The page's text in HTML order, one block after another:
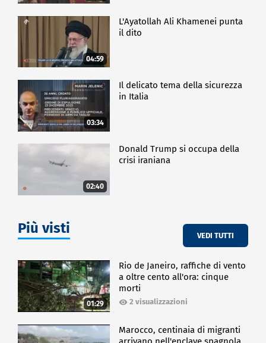
04:59
L'Ayatollah Ali Khamenei punta
il dito
03:34
Il delicato tema della sicurezza
in Italia
02:40
Donald Trump si occupa della
crisi iraniana
Più visti VEDI TUTTI
01:29
Rio de Janeiro, raffiche di vento
a oltre cento all'ora: cinque
morti
2 visualizzazioni
Marocco, centinaia di migranti